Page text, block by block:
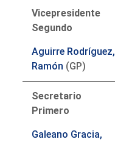
Vicepresidente
Segundo
Aguirre Rodríguez,
Ramón (GP)
Secretario
Primero
Galeano Gracia,